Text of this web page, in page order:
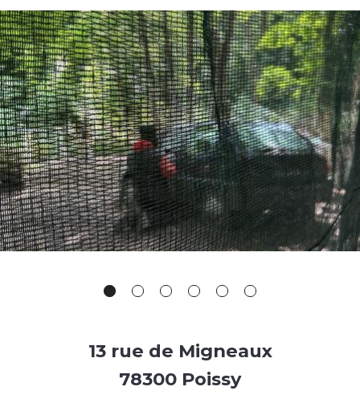
13 rue de Migneaux
78300 Poissy